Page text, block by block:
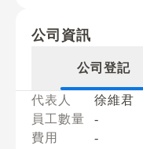
公司資訊
公司登記
代表人
徐維君
員工數量
-
費用
-